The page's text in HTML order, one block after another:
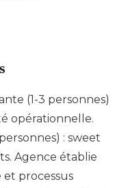
(1-3 personnes)
opérationnelle.
: sweet
Agence établie
et processus